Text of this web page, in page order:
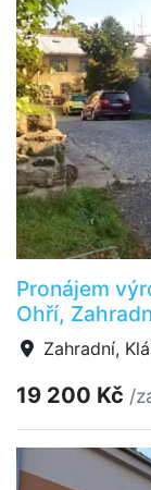
Pronájem
Ohří,
Zahradní,
19 200 Kč /